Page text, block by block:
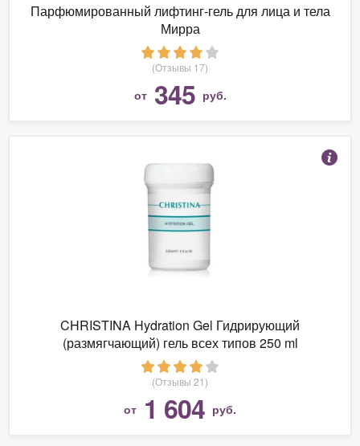
Парфюмированный лифтинг-гель для лица и тела
Мирра
(Отзывы 17)
от 345 руб.
CHRISTINA Hydration Gel Гидрирующий
(размягчающий) гель всех типов 250 ml
(Отзывы 21)
от 1 604 руб.